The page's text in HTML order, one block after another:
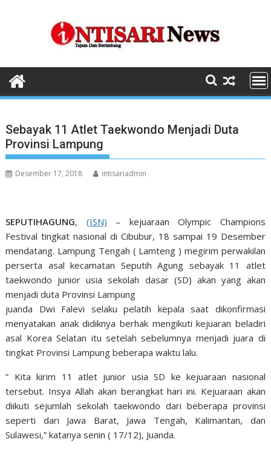
Sebayak 11 Atlet Taekwondo Menjadi Duta
Provinsi Lampung
Desember 17, 2018 intisariadmin
SEPUTIHAGUNG, (ISN) – kejuaraan Olympic Champions
Festival tingkat nasional di Cibubur, 18 sampai 19 Desember
mendatang. Lampung Tengah ( Lamteng ) megirim perwakilan
perserta asal kecamatan Seputih Agung sebayak 11 atlet
taekwondo junior usia sekolah dasar (SD) akan yang akan
menjadi duta Provinsi Lampung
juanda Dwi Falevi selaku pelatih kepala saat dikonfirmasi
menyatakan anak didiknya berhak mengikuti kejuaran beladiri
asal Korea Selatan itu setelah sebelumnya menjadi juara di
tingkat Provinsi Lampung beberapa waktu lalu.
” Kita kirim 11 atlet junior usia SD ke kejuaraan nasional
tersebut. Insya Allah akan berangkat hari ini. Kejuaraan akan
diikuti sejumlah sekolah taekwondo dari beberapa provinsi
seperti dari Jawa Barat, Jawa Tengah, Kalimantan, dan
Sulawesi,” katanya senin ( 17/12), Juanda.